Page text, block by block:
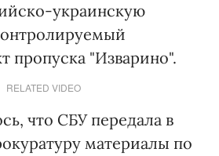
украинскую
пропуска "Изварино".
RELATED VIDEO
что СБУ передала в
материалы по